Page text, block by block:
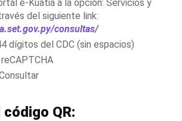
e-Kuatia a la opción: Servicios y
del siguiente link:
consultas/
dígitos del CDC (sin espacios)
QR: